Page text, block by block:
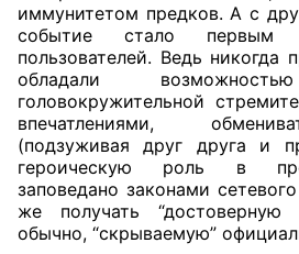
иммунитетом предков. А с
событие стало первым
пользователей. Ведь никогда
обладали
головокружительной
впечатлениями,
(подзуживая друг друга и
героическую роль в
заповедано законами
же получать “достоверную
обычно, “скрываемую”